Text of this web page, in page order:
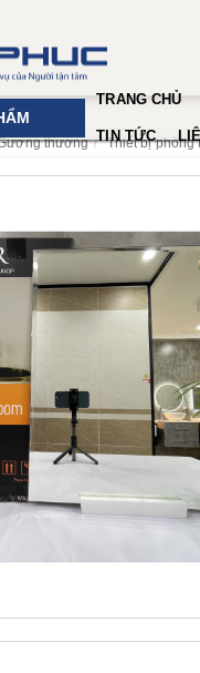
TRANG CHỦ
TIN TỨC
thường Thiết bị phòng